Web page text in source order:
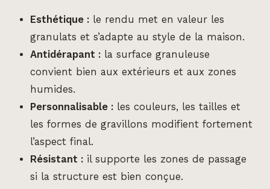
Esthétique :le rendu met en valeur les
granulats et s’adapte au style de la maison.
Antidérapant :la surface granuleuse
convient bien aux extérieurs et aux zones
humides.
Personnalisable :les couleurs, les tailles et
les formes de gravillons modifient fortement
l’aspect final.
Résistant :il supporte les zones de passage
si la structure est bien conçue.